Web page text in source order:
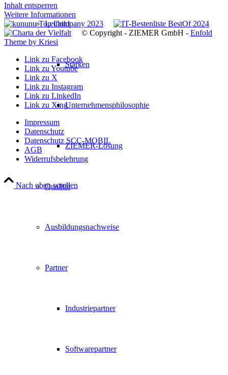
Leitbild
Stärken
Unternehmensphilosophie
ZIEMER-Lösung
Qualität
Ausbildungsnachweise
Partner
Industriepartner
Softwarepartner
Inhalt entsperren
Weitere Informationen
© Copyright - ZIEMER GmbH - Enfold
Theme by Kriesi
Link zu Facebook
Link zu Youtube
Link zu X
Link zu Instagram
Link zu LinkedIn
Link zu Xing
Impressum
Datenschutz
Datenschutz SCC-MOBIL
AGB
Widerrufsbelehrung
Nach oben scrollen